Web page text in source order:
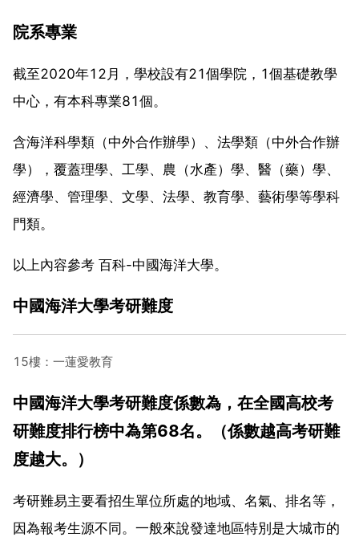
院系專業
截至2020年12月，學校設有21個學院，1個基礎教學
中心，有本科專業81個。
含海洋科學類（中外合作辦學）、法學類（中外合作辦
學），覆蓋理學、工學、農（水產）學、醫（藥）學、
經濟學、管理學、文學、法學、教育學、藝術學等學科
門類。
以上內容參考 百科-中國海洋大學。
中國海洋大學考研難度
15樓：一蓮愛教育
中國海洋大學考研難度係數為，在全國高校考
研難度排行榜中為第68名。（係數越高考研難
度越大。）
考研難易主要看招生單位所處的地域、名氣、排名等，
因為報考生源不同。一般來說發達地區特別是大城市的